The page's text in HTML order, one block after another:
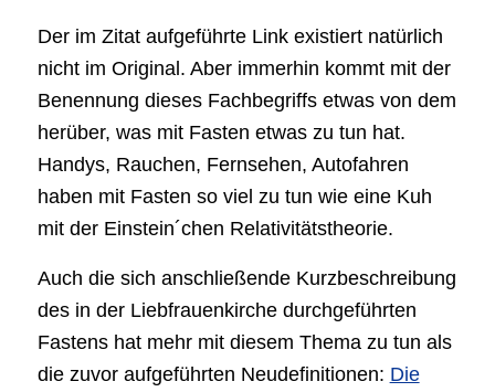
Der im Zitat aufgeführte Link existiert natürlich
nicht im Original. Aber immerhin kommt mit der
Benennung dieses Fachbegriffs etwas von dem
herüber, was mit Fasten etwas zu tun hat.
Handys, Rauchen, Fernsehen, Autofahren
haben mit Fasten so viel zu tun wie eine Kuh
mit der Einstein´chen Relativitätstheorie.
Auch die sich anschließende Kurzbeschreibung
des in der Liebfrauenkirche durchgeführten
Fastens hat mehr mit diesem Thema zu tun als
die zuvor aufgeführten Neudefinitionen: Die